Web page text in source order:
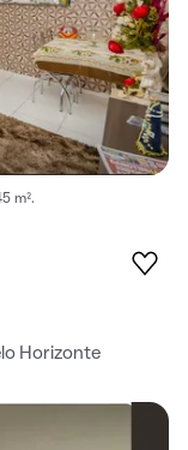
m².
Horizonte